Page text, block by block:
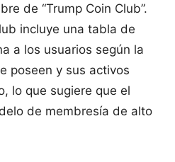
de “Trump Coin Club”.
incluye una tabla de
a los usuarios según la
poseen y sus activos
lo que sugiere que el
de membresía de alto